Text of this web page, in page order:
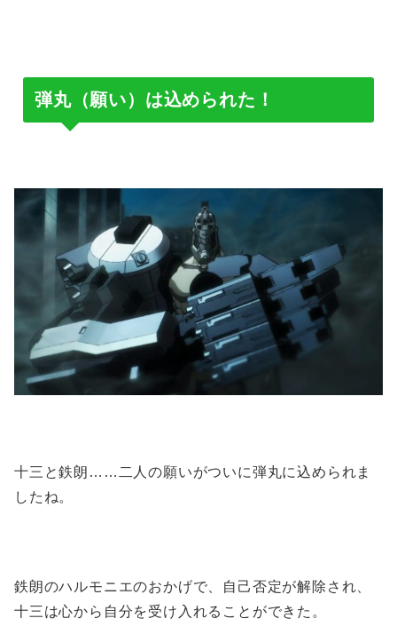
弾丸（願い）は込められた！
十三と鉄朗……二人の願いがついに弾丸に込められま
したね。
鉄朗のハルモニエのおかげで、自己否定が解除され、
十三は心から自分を受け入れることができた。